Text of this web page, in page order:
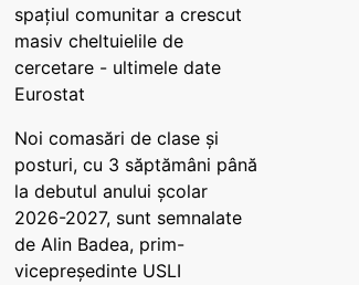
spațiul comunitar a crescut
masiv cheltuielile de
cercetare - ultimele date
Eurostat
Noi comasări de clase și
posturi, cu 3 săptămâni până
la debutul anului școlar
2026-2027, sunt semnalate
de Alin Badea, prim-
vicepreședinte USLI